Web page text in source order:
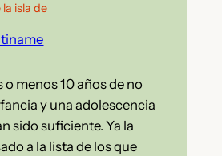
isla de
o menos 10 años de no
y una adolescencia
sido suficiente. Ya la
a la lista de los que